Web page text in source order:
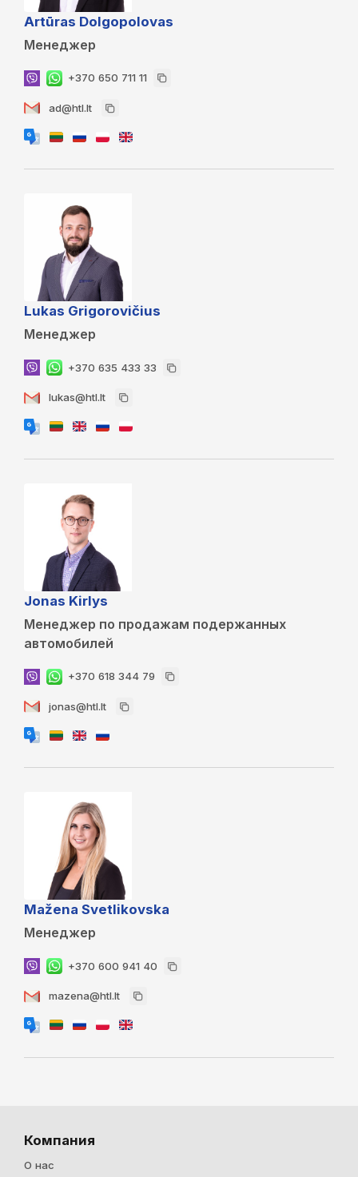
Artūras Dolgopolovas
Менеджер
+370 650 711 11
ad@htl.lt
Lukas Grigorovičius
Менеджер
+370 635 433 33
lukas@htl.lt
Jonas Kirlys
Менеджер по продажам подержанных
автомобилей
+370 618 344 79
jonas@htl.lt
Mažena Svetlikovska
Менеджер
+370 600 941 40
mazena@htl.lt
Компания
О нас